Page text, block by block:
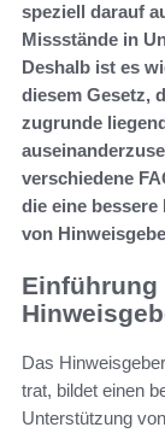
speziell darauf
Missstände in
Deshalb ist es
diesem Gesetz,
zugrunde
verschiedene
die eine
von
Einführung
Das
trat, bildet einen
Unterstützung